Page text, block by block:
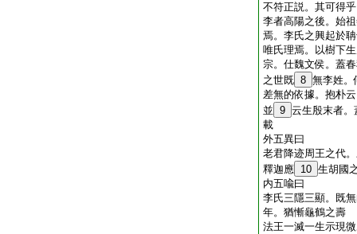
不符正説。其可得
李者高陽之後。始
焉。李氏之興起於
唯氏理焉。以樹下
宗。仕魏文侯。蓋
之世既 8 無李姓。
差無的依據。抱朴
並 9 云生殷末者。
載
外五異曰
老君降迹周王之代
釋迦應 10 生胡國
内五喩曰
李氏三隱三顯。既
年。猶慚龜鶴之壽
法王一滅一生示現